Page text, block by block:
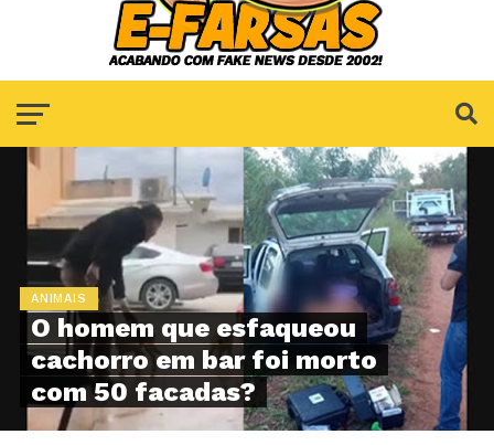
ANIMAIS
O homem que esfaqueou
cachorro em bar foi morto
com 50 facadas?